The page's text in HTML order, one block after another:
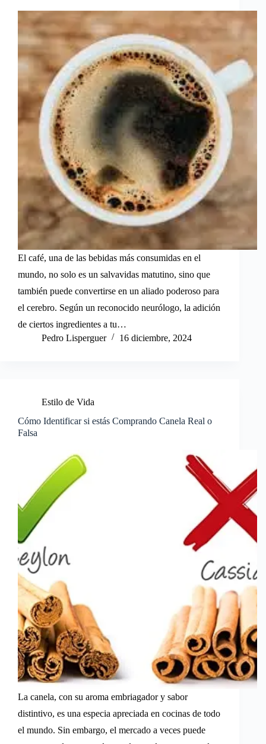
El café, una de las bebidas más consumidas en el
mundo, no solo es un salvavidas matutino, sino que
también puede convertirse en un aliado poderoso para
el cerebro. Según un reconocido neurólogo, la adición
de ciertos ingredientes a tu…
Pedro Lisperguer
16 diciembre, 2024
Estilo de Vida
Cómo Identificar si estás Comprando Canela Real o
Falsa
La canela, con su aroma embriagador y sabor
distintivo, es una especia apreciada en cocinas de todo
el mundo. Sin embargo, el mercado a veces puede